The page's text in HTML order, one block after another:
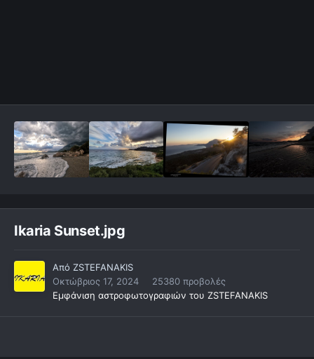
Ikaria Sunset.jpg
Από ZSTEFANAKIS
Οκτώβριος 17, 2024
25380 προβολές
Εμφάνιση αστροφωτογραφιών του ZSTEFANAKIS